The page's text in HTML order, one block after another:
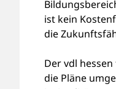
ist kein
die
Der vdl
die Pläne